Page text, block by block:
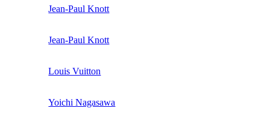
Jean-Paul Knott
Jean-Paul Knott
Louis Vuitton
Yoichi Nagasawa